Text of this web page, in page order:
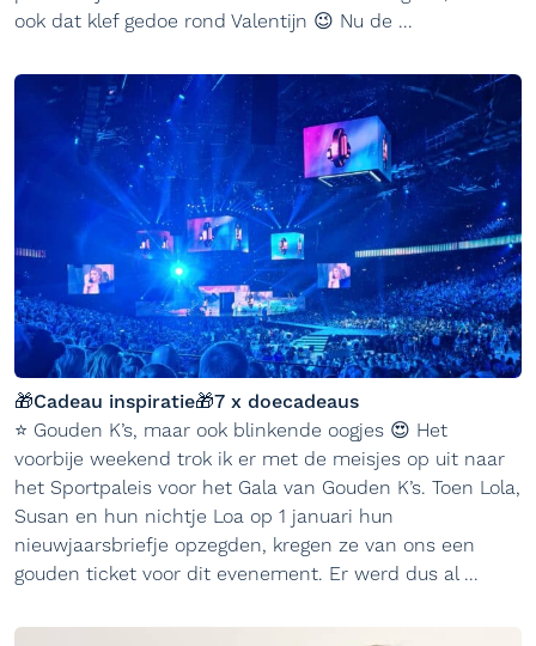
ook dat klef gedoe rond Valentijn 😉 Nu de ...
🎁Cadeau inspiratie🎁7 x doecadeaus
⭐ Gouden K’s, maar ook blinkende oogjes 😍 Het
voorbije weekend trok ik er met de meisjes op uit naar
het Sportpaleis voor het Gala van Gouden K’s. Toen Lola,
Susan en hun nichtje Loa op 1 januari hun
nieuwjaarsbriefje opzegden, kregen ze van ons een
gouden ticket voor dit evenement. Er werd dus al ...